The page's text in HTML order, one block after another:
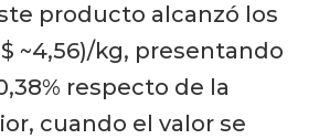
producto alcanzó los
~4,56)/kg, presentando
respecto de la
cuando el valor se